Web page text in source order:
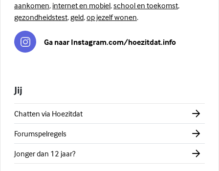
aankomen, internet en mobiel,school en toekomst,
gezondheidstest,geld,op jezelf wonen.
Ga naar Instagram.com/hoezitdat.info
Jij
Chatten via Hoezitdat
Forumspelregels
Jonger dan 12 jaar?